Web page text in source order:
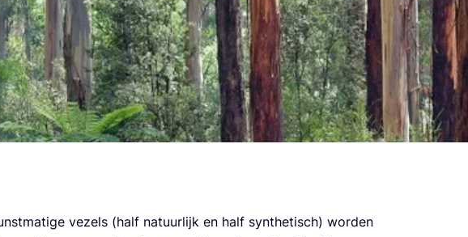
vezels (half natuur­lijk en half syn­the­tisch) wor­den